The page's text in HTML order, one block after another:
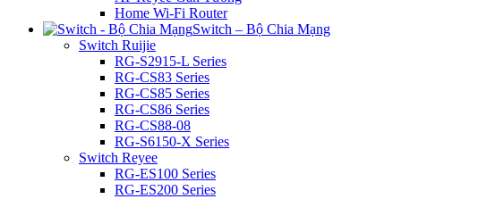
Home Wi-Fi Router
Switch – Bộ Chia Mạng
Switch Ruijie
RG-S2915-L Series
RG-CS83 Series
RG-CS85 Series
RG-CS86 Series
RG-CS88-08
RG-S6150-X Series
Switch Reyee
RG-ES100 Series
RG-ES200 Series